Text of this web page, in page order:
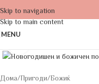
Skip to navigation
Skip to main content
MENU
Дома/Пригоди/Божиќ